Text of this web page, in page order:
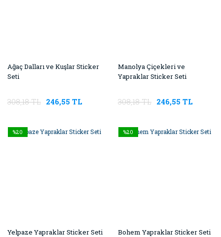
Ağaç Dalları ve Kuşlar Sticker
Seti
308,18 TL 246,55 TL
Manolya Çiçekleri ve
Yapraklar Sticker Seti
308,18 TL 246,55 TL
%20
Yelpaze Yapraklar Sticker Seti
%20
Bohem Yapraklar Sticker Seti